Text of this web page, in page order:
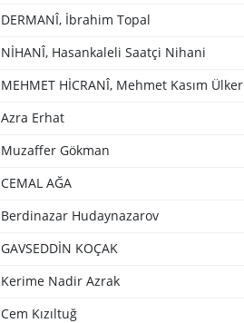
DERMANÎ, İbrahim Topal
NİHANÎ, Hasankaleli Saatçi Nihani
MEHMET HİCRANÎ, Mehmet Kasım Ülker
Azra Erhat
Muzaffer Gökman
CEMAL AĞA
Berdinazar Hudaynazarov
GAVSEDDİN KOÇAK
Kerime Nadir Azrak
Cem Kızıltuğ